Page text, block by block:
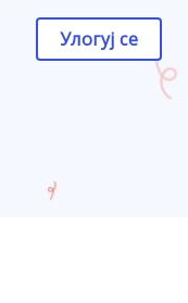
Улогуј се